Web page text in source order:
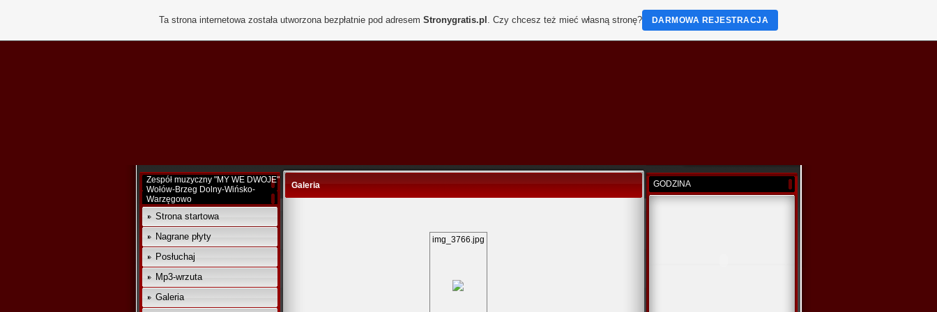
Zespół muzyczny "MY WE DWOJE"
Wołów-Brzeg Dolny-Wińsko-
Warzęgowo
Strona startowa
Nagrane płyty
Posłuchaj
Mp3-wrzuta
Galeria
Galeria
img_3766.jpg
GODZINA
Ta strona internetowa została utworzona bezpłatnie pod adresem Stronygratis.pl . Czy chcesz też mieć własną stronę? DARMOWA REJESTRACJA